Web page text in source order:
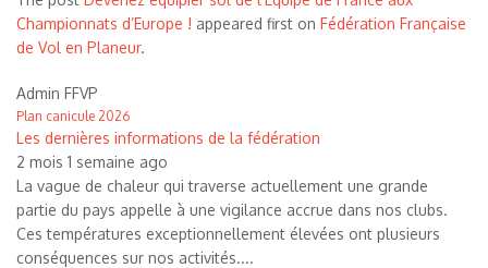
Championnats d’Europe ! appeared first on Fédération Française
de Vol en Planeur.
Admin FFVP
Plan canicule 2026
Les dernières informations de la fédération
2 mois 1 semaine ago
La vague de chaleur qui traverse actuellement une grande
partie du pays appelle à une vigilance accrue dans nos clubs.
Ces températures exceptionnellement élevées ont plusieurs
conséquences sur nos activités....